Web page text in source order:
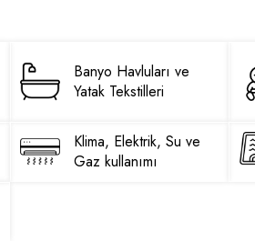
Banyo Havluları ve
Yatak Tekstilleri
Klima, Elektrik, Su ve
Gaz kullanımı